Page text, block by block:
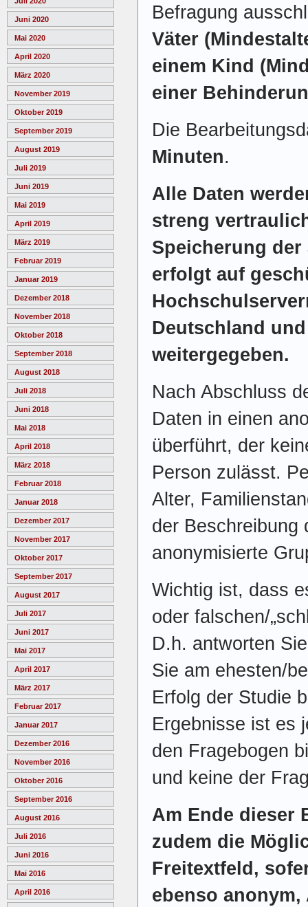
Juni 2020
Mai 2020
April 2020
März 2020
November 2019
Oktober 2019
September 2019
August 2019
Juli 2019
Juni 2019
Mai 2019
April 2019
März 2019
Februar 2019
Januar 2019
Dezember 2018
November 2018
Oktober 2018
September 2018
August 2018
Juli 2018
Juni 2018
Mai 2018
April 2018
März 2018
Februar 2018
Januar 2018
Dezember 2017
November 2017
Oktober 2017
September 2017
August 2017
Juli 2017
Juni 2017
Mai 2017
April 2017
März 2017
Februar 2017
Januar 2017
Dezember 2016
November 2016
Oktober 2016
September 2016
August 2016
Juli 2016
Juni 2016
Mai 2016
April 2016
Befragung
Väter
einem Kind
einer
Die
Minuten.
Alle Daten
streng
Speicherung der
erfolgt auf
Deutschland
weitergegeben.
Nach Abschluss
Daten in einen
überführt, der
Person zulässt.
Alter,
der Beschreibung
anonymisierte
Wichtig ist, dass
oder falschen/
D.h. antworten
Sie am ehesten/
Erfolg der Studie
Ergebnisse ist es
den Fragebogen
und keine der
Am Ende dieser
zudem die
Freitextfeld,
ebenso